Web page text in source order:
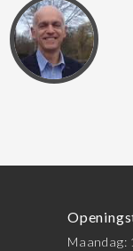
Maandag: